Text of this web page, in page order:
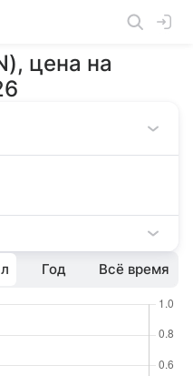
цена на
Год Всё время